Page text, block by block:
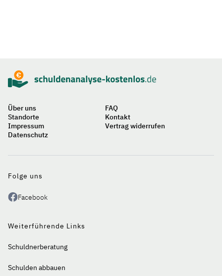
Über uns
FAQ
Standorte
Kontakt
Impressum
Vertrag widerrufen
Datenschutz
Folge uns
Facebook
Weiterführende Links
Schuldnerberatung
Schulden abbauen